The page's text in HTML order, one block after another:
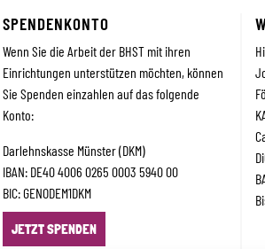
SPENDENKONTO
Wenn Sie die Arbeit der BHST mit ihren
Einrichtungen unterstützen möchten, können
Sie Spenden einzahlen auf das folgende
Konto:
Darlehnskasse Münster (DKM)
IBAN: DE40 4006 0265 0003 5940 00
BIC: GENODEM1DKM
JETZT SPENDEN